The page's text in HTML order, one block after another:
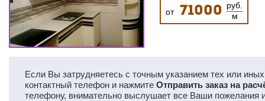
от 71000
руб.
м
Если Вы затрудняетесь с точным указанием тех или
контактный телефон и нажмите Отправить заказ на
телефону, внимательно выслушает все Ваши пожелания